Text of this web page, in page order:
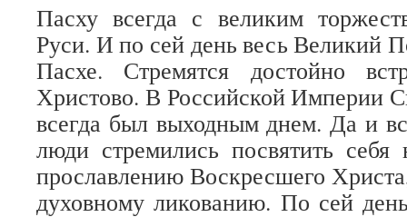
Пасху всегда с великим
Руси. И по сей день весь Великий
Пасхе. Стремятся достойно
Христово. В Российской Империи
всегда был выходным днем. Да и
люди стремились посвятить
прославлению Воскресшего
духовному ликованию. По сей